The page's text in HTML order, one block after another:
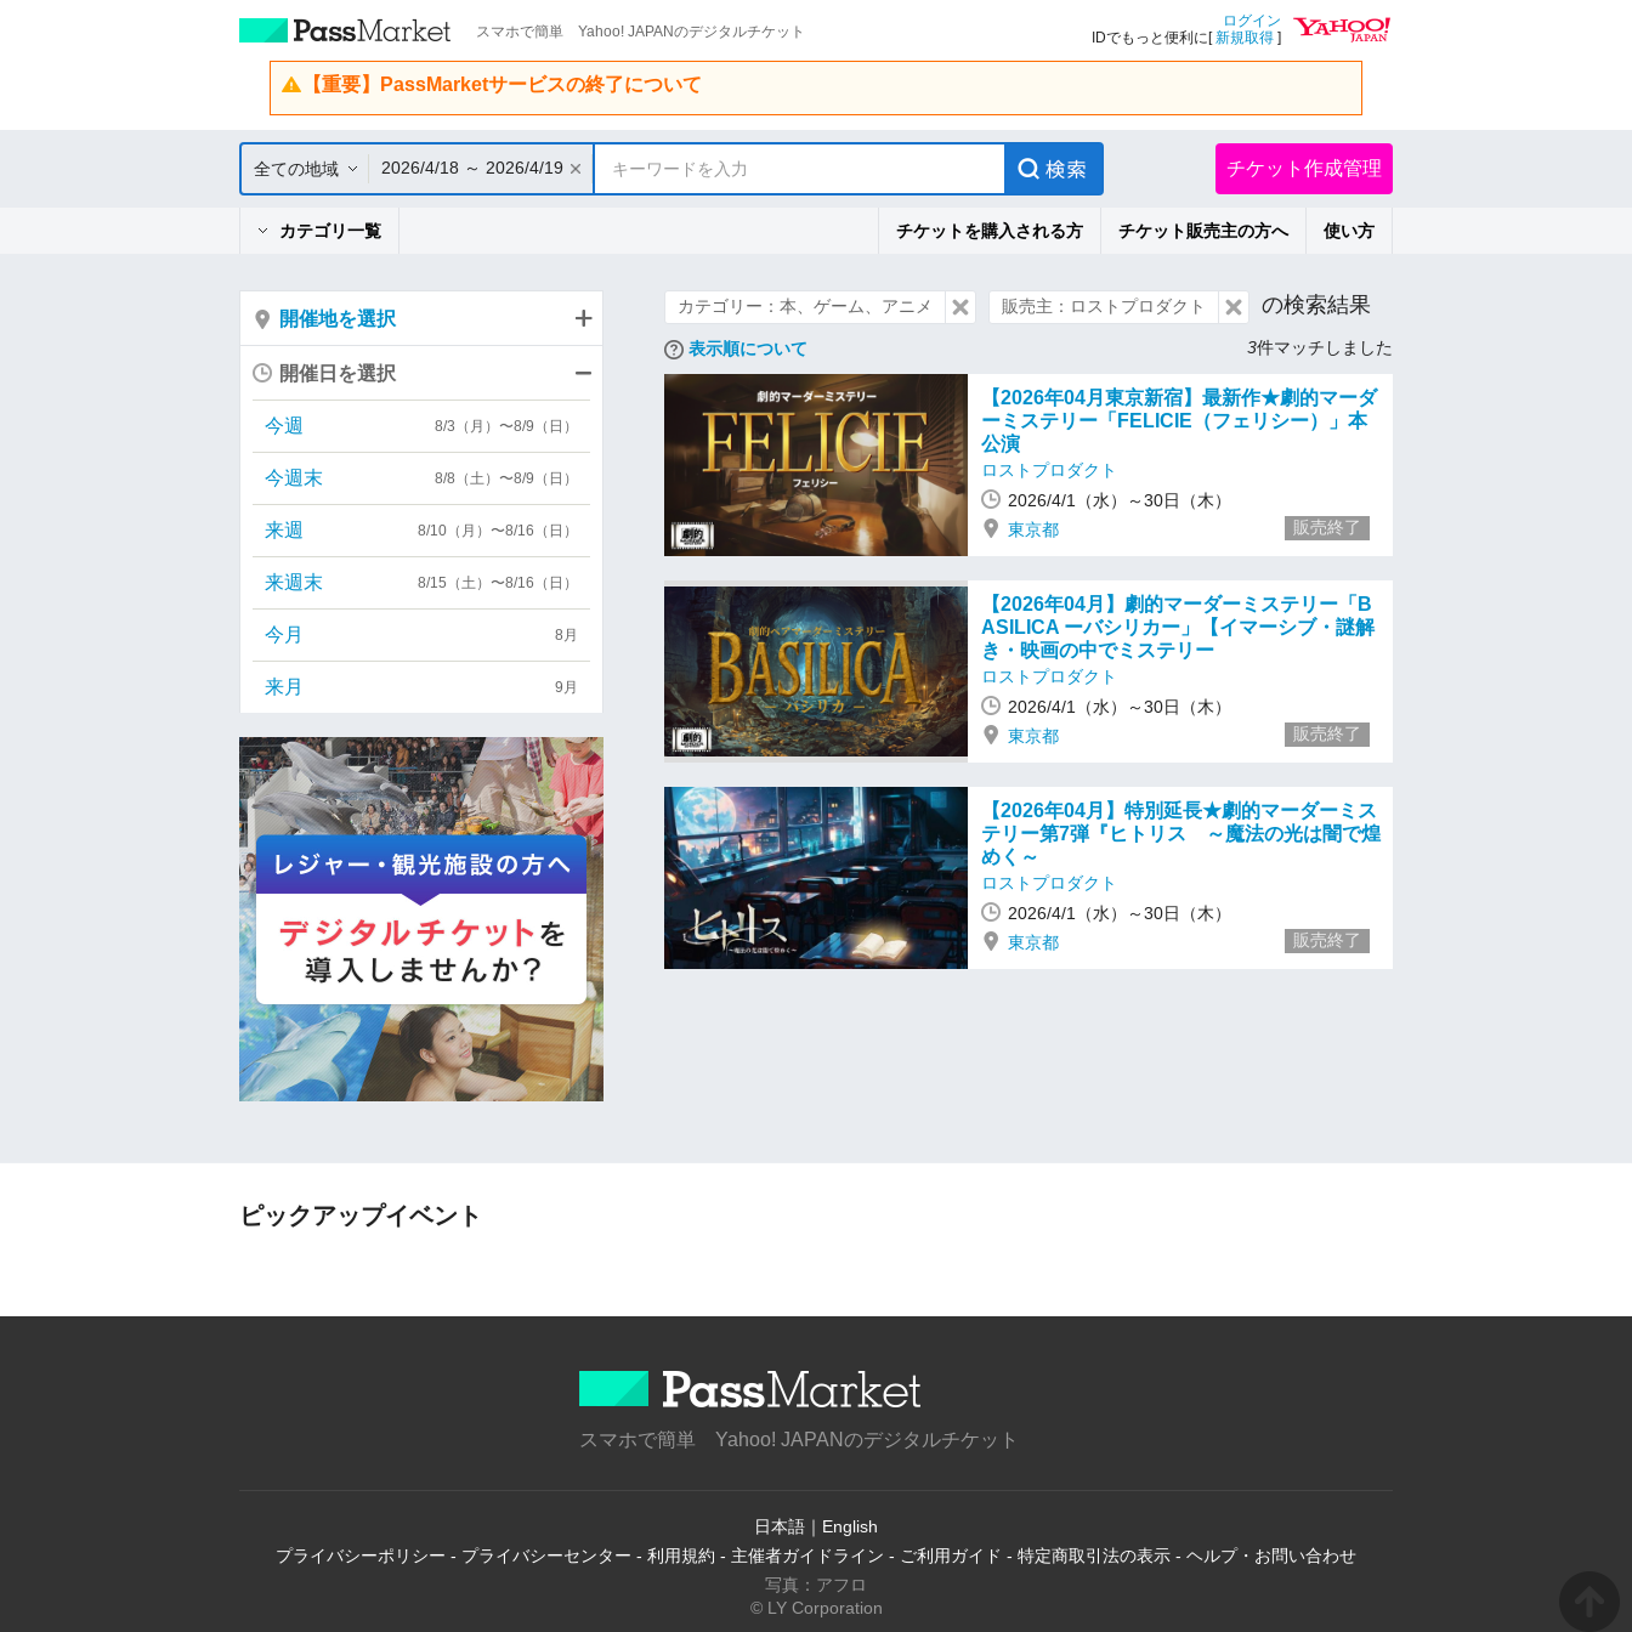
スマホで簡単 Yahoo! JAPANのデジタルチケット
ログイン
IDでもっと便利に[新規取得 ]
【重要】PassMarketサービスの終了について
全ての地域 2026/4/18 ～ 2026/4/19 キーワードを入力 チケット作成管理
カテゴリ一覧 チケットを購入される方 チケット販売主の方へ 使い方
カテゴリー：本、ゲーム、アニメ 販売主：ロストプロダクト の検索結果
表示順について 3件マッチしました
【2026年04月東京新宿】最新作★劇的マーダ
ーミステリー「FELICIE（フェリシー）」本
公演
ロストプロダクト
2026/4/1（水）～30日（木）
東京都
販売終了
【2026年04月】劇的マーダーミステリー「B
ASILICA ーバシリカー」【イマーシブ・謎解
き・映画の中でミステリー
ロストプロダクト
2026/4/1（水）～30日（木）
東京都
販売終了
【2026年04月】特別延長★劇的マーダーミス
テリー第7弾『ヒトリス ～魔法の光は闇で煌
めく～
ロストプロダクト
2026/4/1（水）～30日（木）
東京都
販売終了
開催地を選択
開催日を選択
今週 8/3（月）〜8/9（日）
今週末 8/8（土）〜8/9（日）
来週 8/10（月）〜8/16（日）
来週末 8/15（土）〜8/16（日）
今月 8月
来月 9月
ピックアップイベント
スマホで簡単 Yahoo! JAPANのデジタルチケット
日本語 ｜ English
プライバシーポリシー - プライバシーセンター - 利用規約 - 主催者ガイドライン - ご利用ガイド - 特定商取引法の表示 - ヘルプ・お問い合わせ
写真：アフロ
© LY Corporation